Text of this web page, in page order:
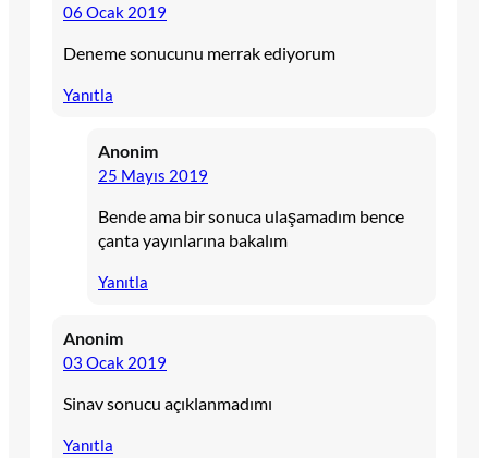
06 Ocak 2019
Deneme sonucunu merrak ediyorum
Yanıtla
Anonim
25 Mayıs 2019
Bende ama bir sonuca ulaşamadım bence
çanta yayınlarına bakalım
Yanıtla
Anonim
03 Ocak 2019
Sinav sonucu açıklanmadımı
Yanıtla